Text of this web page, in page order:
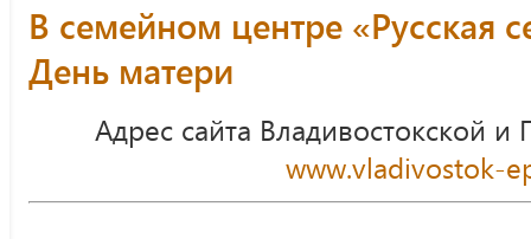
В семейном центре «Русская
День матери
Адрес сайта Владивостокской
www.vladivostok-